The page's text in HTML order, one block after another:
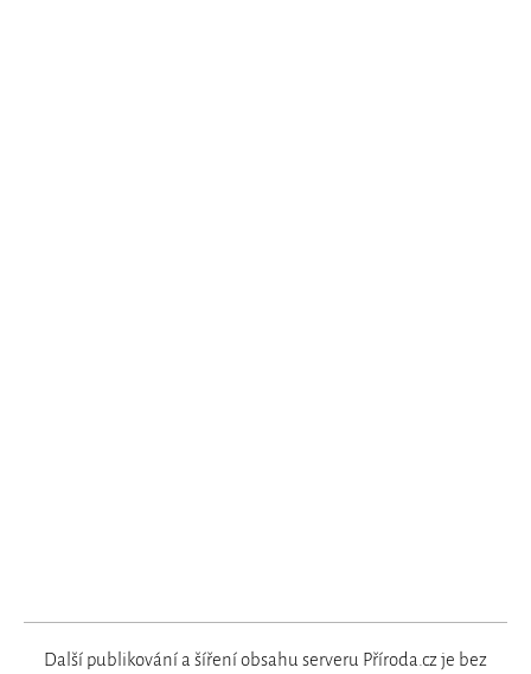
Další publikování a šíření obsahu serveru Příroda.cz je bez